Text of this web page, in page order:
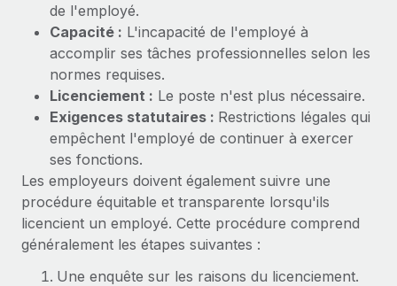
INFRASTRUCTURE
Intégration Remote
Intégrez vos RH aux flux de travail en toute simplicité
Plateforme
Des fonctions RH clés intégrées pour votre équipe
Connecter
Connectez n'importe quel outil d’IA à Remote grâce à
notre MCP
Intégrations
Rationalisez vos processus avec des outils essentiels
Des solutions agiles et internationales pour les RH et la
paie des entreprises en pleine croissance
Entreprises intermédiaires
Développez vos équipes avec des solutions RH sur
mesure
Entreprise
Les RH à l’international pour les grandes entreprises
TRAVAILLONS ENSEMBLE
Partenaires stratégiques de la tech
Intégrez les RH à l’international de manière flexible
APPRENDRE AVEC REMOTE
Recherche et guides
Études de cas
Glossaire RH
Checklists et modèles
Descriptions de postes
Webinaires
Événements
Español
Italiano
Português (Portugal)
日本語
한국어
中文（简体）
de l'employé.
Capacité : L'incapacité de l'employé à
accomplir ses tâches professionnelles selon les
normes requises.
Licenciement : Le poste n'est plus nécessaire.
Exigences statutaires : Restrictions légales qui
empêchent l'employé de continuer à exercer
ses fonctions.
Les employeurs doivent également suivre une
procédure équitable et transparente lorsqu'ils
licencient un employé. Cette procédure comprend
généralement les étapes suivantes :
Une enquête sur les raisons du licenciement.